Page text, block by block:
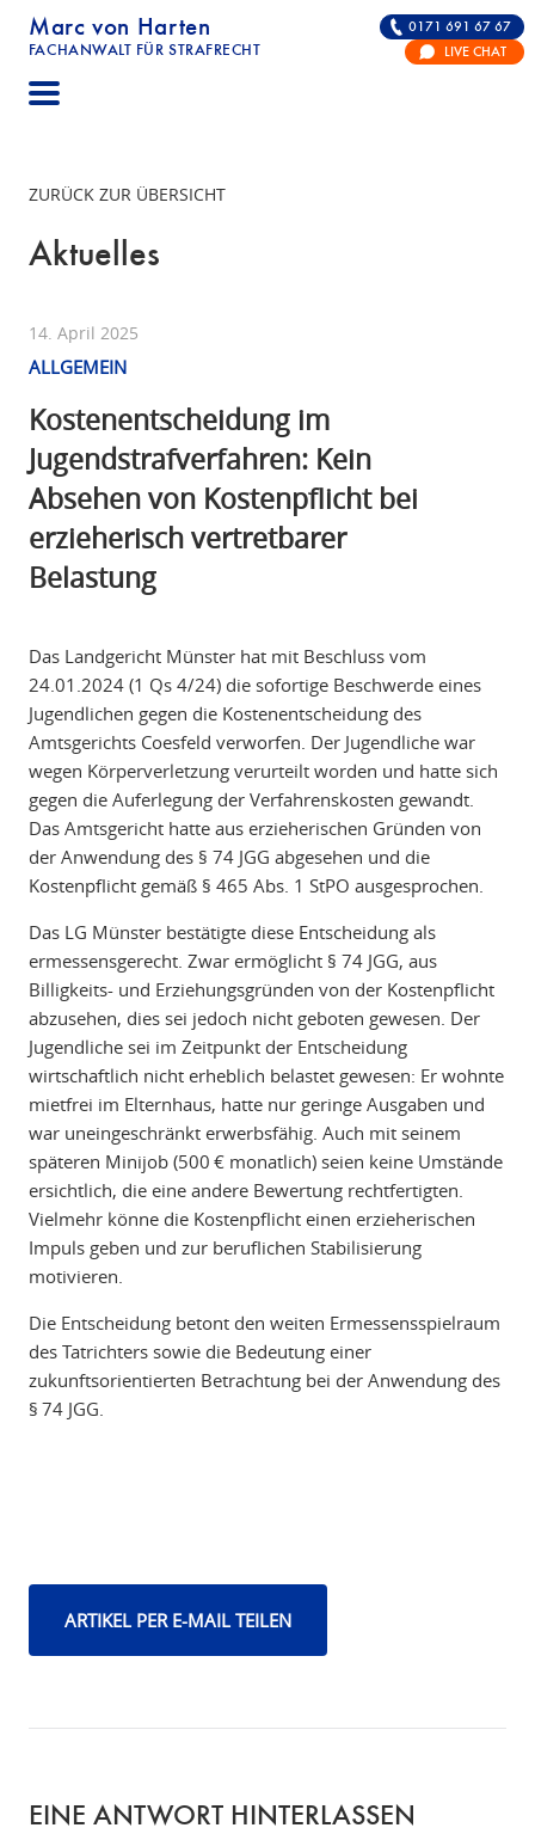
Marc von Harten
FACHANWALT FÜR STRAFRECHT
STRAFRECHT | RECHTSANWALT FÜR DIE
0171 691 67 67
LIVE CHAT
ZURÜCK ZUR ÜBERSICHT
Aktuelles
14. April 2025
ALLGEMEIN
Kostenentscheidung im
Jugendstrafverfahren: Kein
Absehen von Kostenpflicht bei
erzieherisch vertretbarer
Belastung
Das Landgericht Münster hat mit Beschluss vom
24.01.2024 (1 Qs 4/24) die sofortige Beschwerde eines
Jugendlichen gegen die Kostenentscheidung des
Amtsgerichts Coesfeld verworfen. Der Jugendliche war
wegen Körperverletzung verurteilt worden und hatte sich
gegen die Auferlegung der Verfahrenskosten gewandt.
Das Amtsgericht hatte aus erzieherischen Gründen von
der Anwendung des § 74 JGG abgesehen und die
Kostenpflicht gemäß § 465 Abs. 1 StPO ausgesprochen.
Das LG Münster bestätigte diese Entscheidung als
ermessensgerecht. Zwar ermöglicht § 74 JGG, aus
Billigkeits- und Erziehungsgründen von der Kostenpflicht
abzusehen, dies sei jedoch nicht geboten gewesen. Der
Jugendliche sei im Zeitpunkt der Entscheidung
wirtschaftlich nicht erheblich belastet gewesen: Er wohnte
mietfrei im Elternhaus, hatte nur geringe Ausgaben und
war uneingeschränkt erwerbsfähig. Auch mit seinem
späteren Minijob (500 € monatlich) seien keine Umstände
ersichtlich, die eine andere Bewertung rechtfertigten.
Vielmehr könne die Kostenpflicht einen erzieherischen
Impuls geben und zur beruflichen Stabilisierung
motivieren.
Die Entscheidung betont den weiten Ermessensspielraum
des Tatrichters sowie die Bedeutung einer
zukunftsorientierten Betrachtung bei der Anwendung des
§ 74 JGG.
ARTIKEL PER E-MAIL TEILEN
EINE ANTWORT HINTERLASSEN